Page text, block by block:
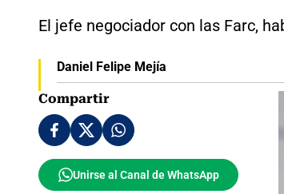
El jefe negociador con las Farc,
Daniel Felipe Mejía
Compartir
Unirse al Canal de WhatsApp